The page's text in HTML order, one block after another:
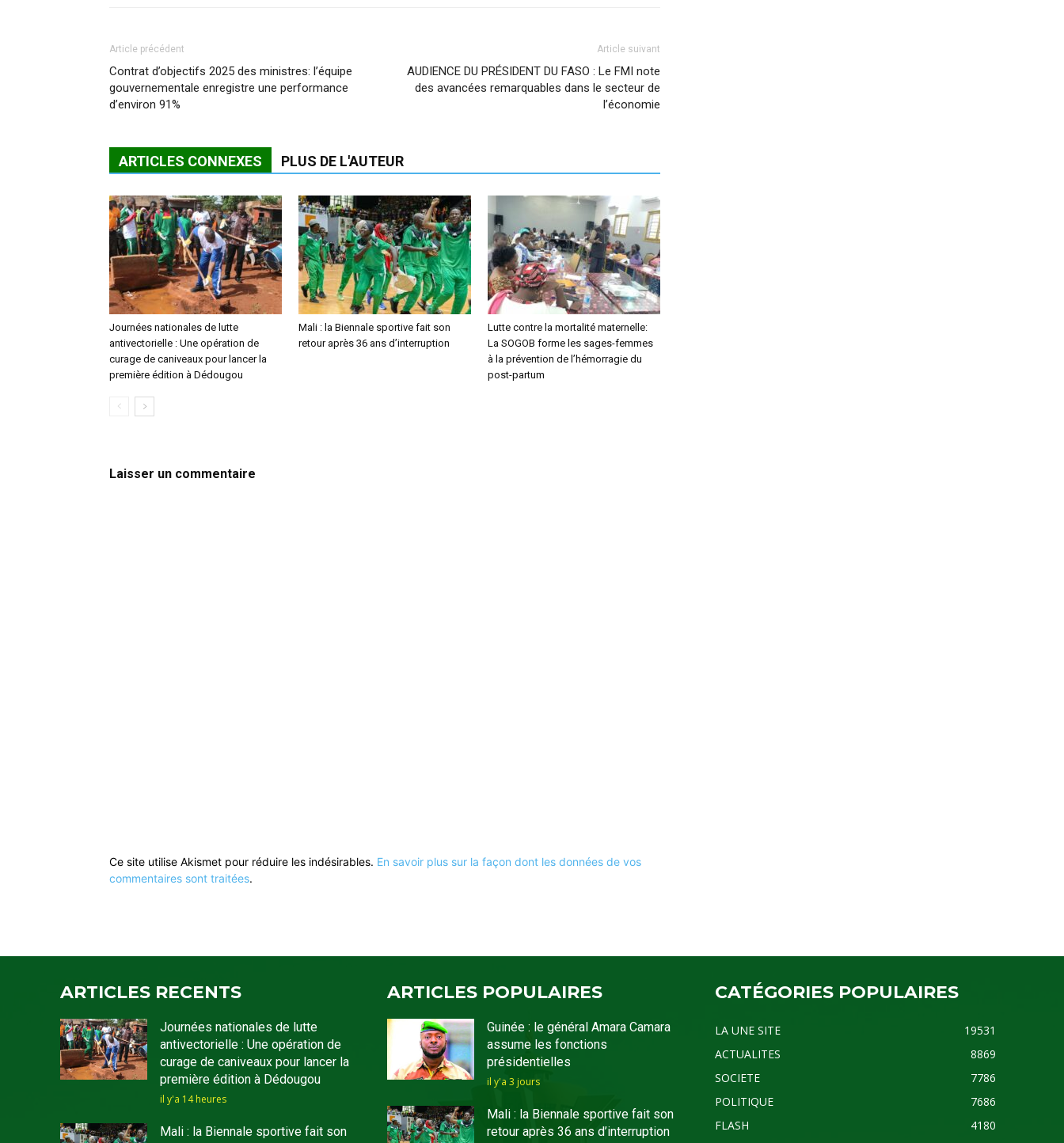
Article précédent
Contrat d’objectifs 2025 des ministres: l’équipe
gouvernementale enregistre une performance
d’environ 91%
Article suivant
AUDIENCE DU PRÉSIDENT DU FASO : Le FMI note
des avancées remarquables dans le secteur de
l’économie
ARTICLES CONNEXES PLUS DE L'AUTEUR
Journées nationales de lutte
antivectorielle : Une opération de
curage de caniveaux pour lancer la
première édition à Dédougou
Mali : la Biennale sportive fait son
retour après 36 ans d’interruption
Lutte contre la mortalité maternelle:
La SOGOB forme les sages-femmes
à la prévention de l’hémorragie du
post-partum
Laisser un commentaire
Ce site utilise Akismet pour réduire les indésirables. En savoir plus sur la façon dont les données de vos
commentaires sont traitées.
ARTICLES RECENTS
Journées nationales de lutte
antivectorielle : Une opération de
curage de caniveaux pour lancer la
première édition à Dédougou
il y'a 14 heures
Mali : la Biennale sportive fait son
ARTICLES POPULAIRES
Guinée : le général Amara Camara
assume les fonctions
présidentielles
il y'a 3 jours
Mali : la Biennale sportive fait son
retour après 36 ans d’interruption
CATÉGORIES POPULAIRES
LA UNE SITE
19531
ACTUALITES
8869
SOCIETE
7786
POLITIQUE
7686
FLASH
4180